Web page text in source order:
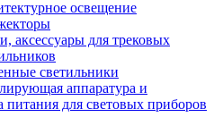
освещение
аксессуары для трековых
светильники
аппаратура и
питания для световых приборов